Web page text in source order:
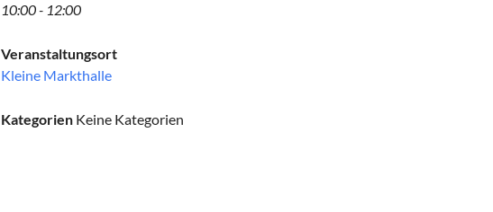
10:00 - 12:00
Veranstaltungsort
Kleine Markthalle
KategorienKeine Kategorien